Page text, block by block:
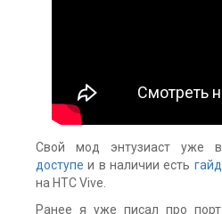
Свой мод энтузиаст уже
доступе и в наличии есть
на HTC Vive.
Ранее я уже писал про